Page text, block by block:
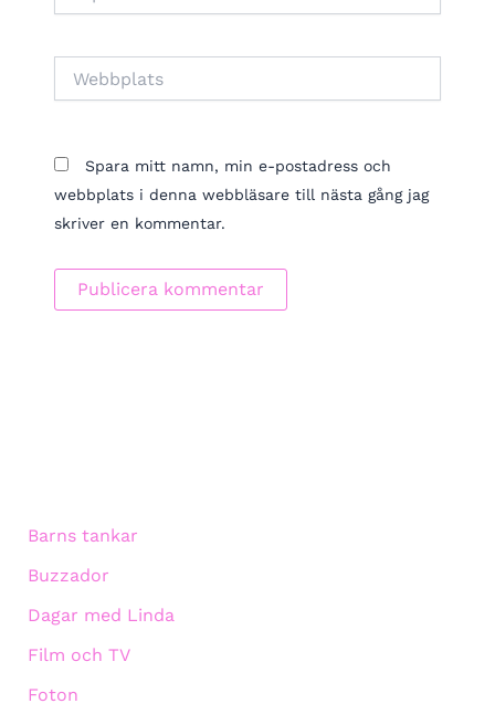
Spara mitt namn, min e-postadress och
webbplats i denna webbläsare till nästa gång jag
skriver en kommentar.
Barns tankar
Buzzador
Dagar med Linda
Film och TV
Foton